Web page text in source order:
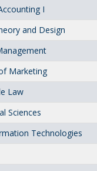
I
and Design
Marketing
Law
Sciences
Technologies